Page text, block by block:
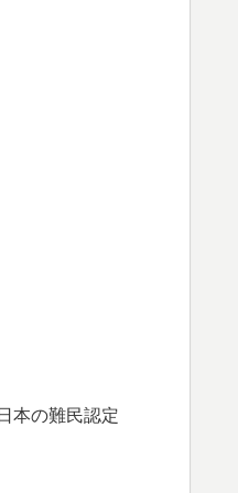
本の難民認定